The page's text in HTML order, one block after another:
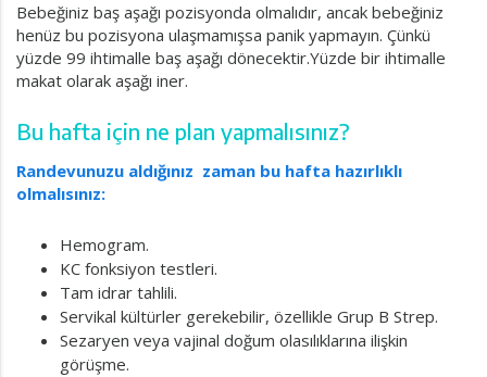
Bebeğiniz baş aşağı pozisyonda olmalıdır, ancak bebeğiniz
henüz bu pozisyona ulaşmamışsa panik yapmayın. Çünkü
yüzde 99 ihtimalle baş aşağı dönecektir.Yüzde bir ihtimalle
makat olarak aşağı iner.
Bu hafta için ne plan yapmalısınız?
Randevunuzu aldığınız zaman bu hafta hazırlıklı
olmalısınız:
Hemogram.
KC fonksiyon testleri.
Tam idrar tahlili.
Servikal kültürler gerekebilir, özellikle Grup B Strep.
Sezaryen veya vajinal doğum olasılıklarına ilişkin
görüşme.